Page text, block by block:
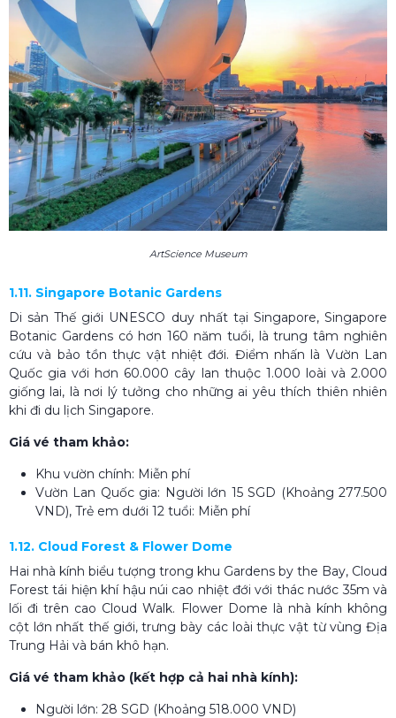
ArtScience Museum
1.11. Singapore Botanic Gardens
Di sản Thế giới UNESCO duy nhất tại Singapore, Singapore
Botanic Gardens có hơn 160 năm tuổi, là trung tâm nghiên
cứu và bảo tồn thực vật nhiệt đới. Điểm nhấn là Vườn Lan
Quốc gia với hơn 60.000 cây lan thuộc 1.000 loài và 2.000
giống lai, là nơi lý tưởng cho những ai yêu thích thiên nhiên
khi đi du lịch Singapore.
Giá vé tham khảo:
Khu vườn chính: Miễn phí
Vườn Lan Quốc gia: Người lớn 15 SGD (Khoảng 277.500
VND), Trẻ em dưới 12 tuổi: Miễn phí
1.12. Cloud Forest & Flower Dome
Hai nhà kính biểu tượng trong khu Gardens by the Bay, Cloud
Forest tái hiện khí hậu núi cao nhiệt đới với thác nước 35m và
lối đi trên cao Cloud Walk. Flower Dome là nhà kính không
cột lớn nhất thế giới, trưng bày các loài thực vật từ vùng Địa
Trung Hải và bán khô hạn.
Giá vé tham khảo (kết hợp cả hai nhà kính):
Người lớn: 28 SGD (Khoảng 518.000 VND)